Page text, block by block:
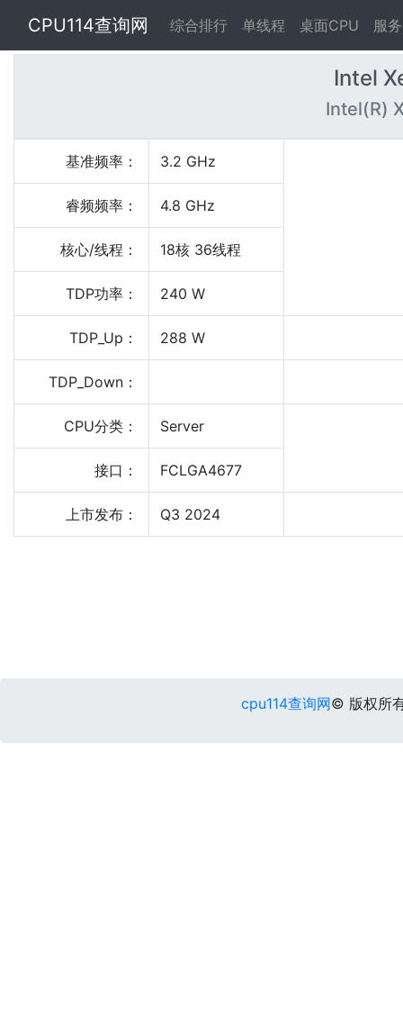
CPU114查询网 综合排行 单线程 桌面CPU 服
Intel
Intel(R)
基准频率： 3.2 GHz
睿频频率： 4.8 GHz
核心/线程： 18核 36线程
TDP功率： 240 W
TDP_Up： 288 W
TDP_Down：
CPU分类： Server
接口： FCLGA4677
上市发布： Q3 2024
cpu114查询网© 版权所